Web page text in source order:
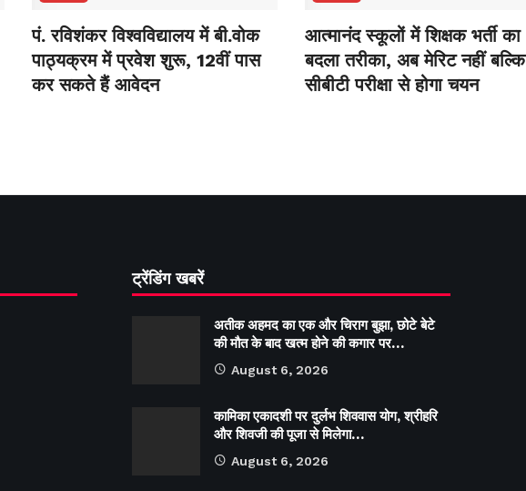
पं. रविशंकर विश्वविद्यालय में बी.वोक
पाठ्यक्रम में प्रवेश शुरू, 12वीं पास
कर सकते हैं आवेदन
आत्मानंद स्कूलों में शिक्षक भर्ती का
बदला तरीका, अब मेरिट नहीं बल्कि
सीबीटी परीक्षा से होगा चयन
ट्रेंडिंग खबरें
अतीक अहमद का एक और चिराग बुझा, छोटे बेटे
की मौत के बाद खत्म होने की कगार पर…
August 6, 2026
कामिका एकादशी पर दुर्लभ शिववास योग, श्रीहरि
और शिवजी की पूजा से मिलेगा…
August 6, 2026